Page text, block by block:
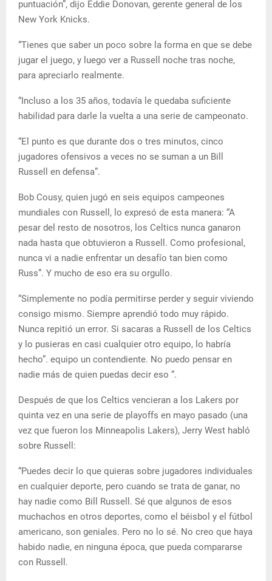
puntuación”, dijo Eddie Donovan, gerente general de los
New York Knicks.
“Tienes que saber un poco sobre la forma en que se debe
jugar el juego, y luego ver a Russell noche tras noche,
para apreciarlo realmente.
“Incluso a los 35 años, todavía le quedaba suficiente
habilidad para darle la vuelta a una serie de campeonato.
“El punto es que durante dos o tres minutos, cinco
jugadores ofensivos a veces no se suman a un Bill
Russell en defensa”.
Bob Cousy, quien jugó en seis equipos campeones
mundiales con Russell, lo expresó de esta manera: “A
pesar del resto de nosotros, los Celtics nunca ganaron
nada hasta que obtuvieron a Russell. Como profesional,
nunca vi a nadie enfrentar un desafío tan bien como
Russ”. Y mucho de eso era su orgullo.
“Simplemente no podía permitirse perder y seguir viviendo
consigo mismo. Siempre aprendió todo muy rápido.
Nunca repitió un error. Si sacaras a Russell de los Celtics
y lo pusieras en casi cualquier otro equipo, lo habría
hecho”. equipo un contendiente. No puedo pensar en
nadie más de quien puedas decir eso “.
Después de que los Celtics vencieran a los Lakers por
quinta vez en una serie de playoffs en mayo pasado (una
vez que fueron los Minneapolis Lakers), Jerry West habló
sobre Russell:
“Puedes decir lo que quieras sobre jugadores individuales
en cualquier deporte, pero cuando se trata de ganar, no
hay nadie como Bill Russell. Sé que algunos de esos
muchachos en otros deportes, como el béisbol y el fútbol
americano, son geniales. Pero no lo sé. No creo que haya
habido nadie, en ninguna época, que pueda compararse
con Russell.